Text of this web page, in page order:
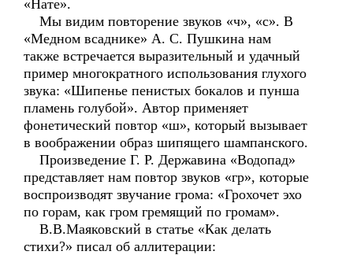
«Нате».
Мы видим повторение звуков «ч», «с». В
«Медном всаднике» А. С. Пушкина нам
также встречается выразительный и удачный
пример многократного использования глухого
звука: «Шипенье пенистых бокалов и пунша
пламень голубой». Автор применяет
фонетический повтор «ш», который вызывает
в воображении образ шипящего шампанского.
Произведение Г. Р. Державина «Водопад»
представляет нам повтор звуков «гр», которые
воспроизводят звучание грома: «Грохочет эхо
по горам, как гром гремящий по громам».
В.В.Маяковский в статье «Как делать
стихи?» писал об аллитерации: